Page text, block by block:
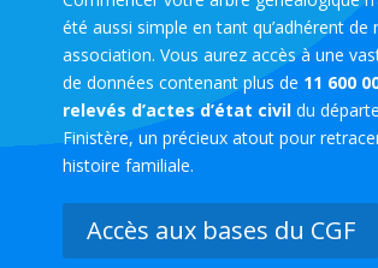
été aussi simple en tant qu’adhérent de
association. Vous aurez accès à une
de données contenant plus de 11 600
relevés d’actes d’état civildu
Finistère, un précieux atout pour
histoire familiale.
Accès aux bases du CGF